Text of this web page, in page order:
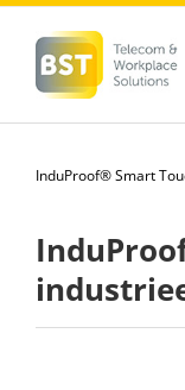
inhoud
InduProof® Smart